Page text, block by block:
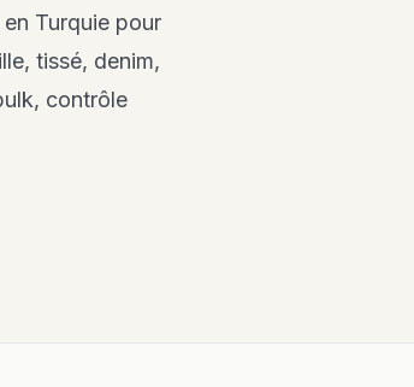
Turquie pour
tissé, denim,
contrôle